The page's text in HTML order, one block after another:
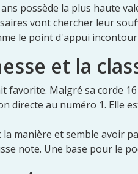
possède la plus haute
vont chercher leur
le point d'appui
et la
favorite. Malgré sa corde
au numéro 1. Elle
manière et semble avoir
note. Une base pour le